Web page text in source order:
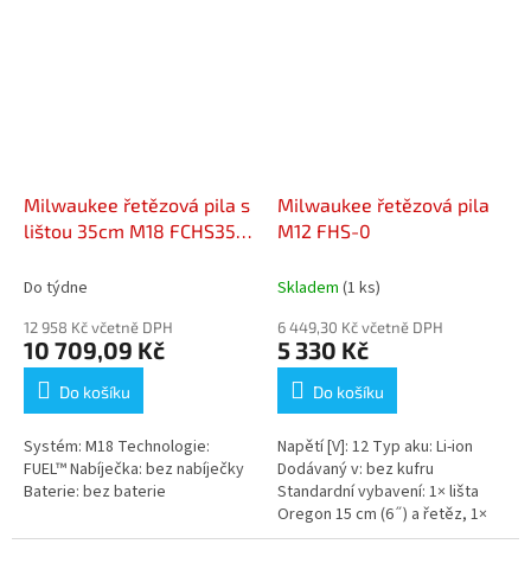
Milwaukee řetězová pila s
lištou 35cm M18 FCHS35-
Do týdne
12 958 Kč včetně DPH
10 709,09 Kč
Do košíku
Systém: M18 Technologie:
FUEL™ Nabíječka: bez nabíječky
Baterie: bez baterie
Milwaukee řetězová pila
M12 FHS-0
Skladem (1 ks)
6 449,30 Kč včetně DPH
5 330 Kč
Do košíku
Napětí [V]: 12 Typ aku: Li-ion
Dodávaný v: bez kufru
Standardní vybavení: 1× lišta
Oregon 15 cm (6˝) a řetěz, 1×
pouzdro, 1× klíč Název: Varianta: